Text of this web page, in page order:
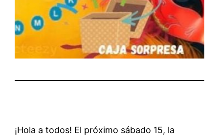
¡Hola a todos! El próximo sábado 15, la